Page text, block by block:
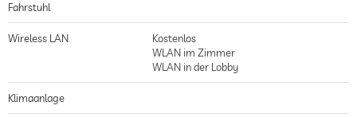
und der eigene Balkon.
Fahrstuhl
Wireless LAN
Kostenlos
WLAN im Zimmer
WLAN in der Lobby
Klimaanlage